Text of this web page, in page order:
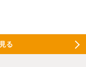
る